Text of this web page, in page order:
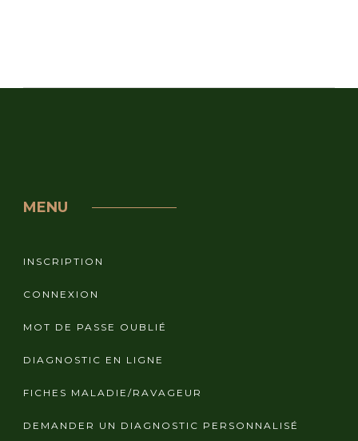
MENU
INSCRIPTION
CONNEXION
MOT DE PASSE OUBLIÉ
DIAGNOSTIC EN LIGNE
FICHES MALADIE/RAVAGEUR
DEMANDER UN DIAGNOSTIC PERSONNALISÉ